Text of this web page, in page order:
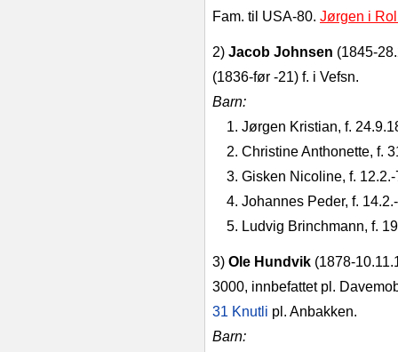
Fam. til USA-80. Jørgen i
2) Jacob Johnsen (1845-
(1836-før­ -21) f. i Vefsn.
Barn:
1. Jørgen Kristian, f.
2. Christine Anthonette, f.
3. Gisken Nicoline, f.
4. Johannes Peder, f.
5. Ludvig Brinchmann, f.
3) Ole Hundvik (1878-
3000, innbefattet pl.
31 Knutli pl. Anbakken.
Barn: